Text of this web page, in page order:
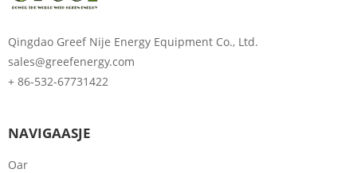
Qingdao Greef Nije Energy Equipment Co., Ltd.
sales@greefenergy.com
+ 86-532-67731422
NAVIGAASJE
Oar